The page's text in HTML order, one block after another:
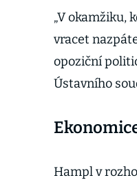
„V okamžiku,
vracet
opoziční
Ústavního
Hampl v